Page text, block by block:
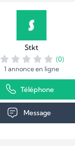
Stkt
(0)
1 annonce en ligne
Téléphone
Message